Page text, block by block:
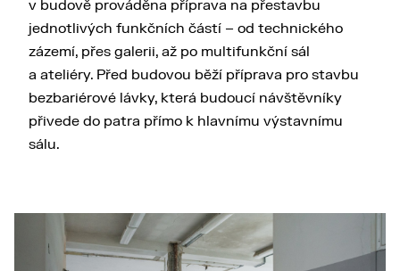
v budově prováděna příprava na přestavbu
jednotlivých funkčních částí – od technického
zázemí, přes galerii, až po multifunkční sál
a ateliéry. Před budovou běží příprava pro stavbu
bezbariérové lávky, která budoucí návštěvníky
přivede do patra přímo k hlavnímu výstavnímu
sálu.